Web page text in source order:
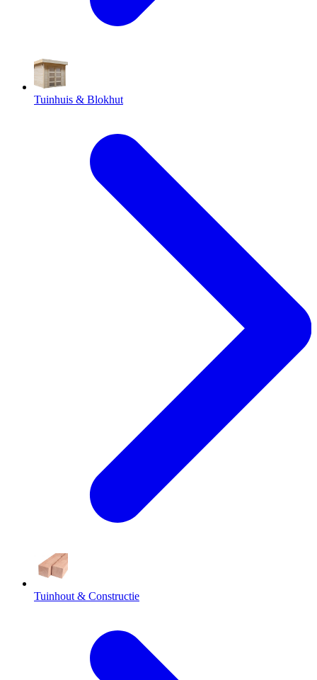
Tuinhuis & Blokhut
Tuinhout & Constructie